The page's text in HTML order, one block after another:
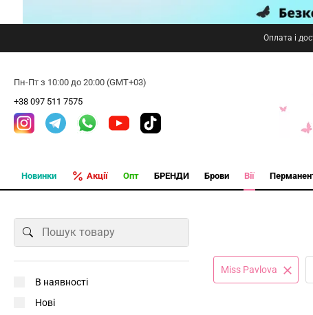
Оплата і
Пн-Пт з 10:00 до 20:00 (GMT+03)
+38 097 511 7575
Новинки Акції Опт БРЕНДИ Брови Вії
Miss Pavlova
В наявності
Нові